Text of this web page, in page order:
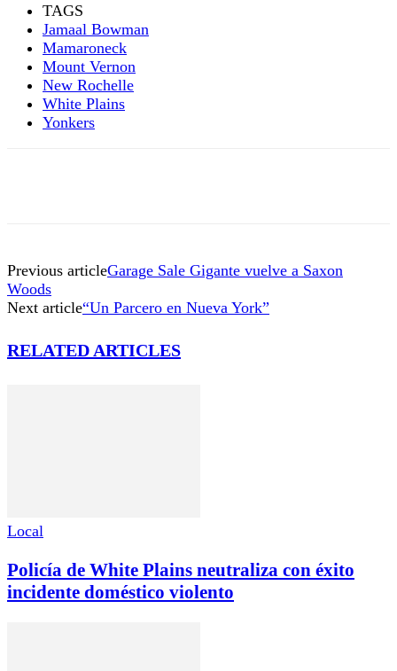
TAGS
Jamaal Bowman
Mamaroneck
Mount Vernon
New Rochelle
White Plains
Yonkers
Previous articleGarage Sale Gigante vuelve a Saxon
Woods
Next article“Un Parcero en Nueva York”
RELATED ARTICLES
Local
Policía de White Plains neutraliza con éxito
incidente doméstico violento